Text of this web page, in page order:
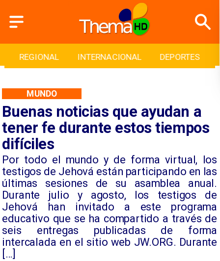
INTERNACIONAL DEPORTES CULTURA
Buenas noticias que ayudan a
tener fe durante estos tiempos
difíciles
Por todo el mundo y de forma virtual, los
testigos de Jehová están participando en las
últimas sesiones de su asamblea anual.
Durante julio y agosto, los testigos de
Jehová han invitado a este programa
educativo que se ha compartido a través de
seis entregas publicadas de forma
intercalada en el sitio web JW.ORG. Durante
[…]
MUNDO